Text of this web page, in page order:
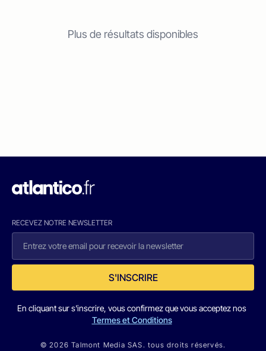
Plus de résultats disponibles
RECEVEZ NOTRE NEWSLETTER
S'INSCRIRE
En cliquant sur s'inscrire, vous confirmez que vous acceptez nos
Termes et Conditions
© 2026 Talmont Media SAS. tous droits réservés.